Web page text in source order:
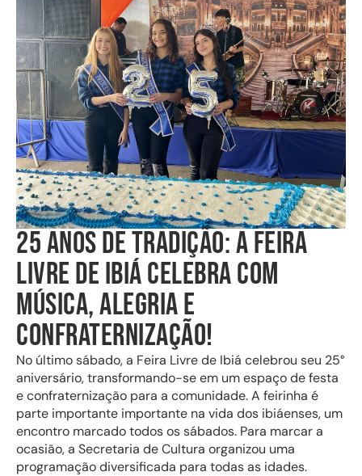
25 ANOS DE TRADIÇÃO: A FEIRA
LIVRE DE IBIÁ CELEBRA COM
MÚSICA, ALEGRIA E
CONFRATERNIZAÇÃO!
No último sábado, a Feira Livre de Ibiá celebrou seu 25°
aniversário, transformando-se em um espaço de festa
e confraternização para a comunidade. A feirinha é
parte importante importante na vida dos ibiáenses, um
encontro marcado todos os sábados. Para marcar a
ocasião, a Secretaria de Cultura organizou uma
programação diversificada para todas as idades.